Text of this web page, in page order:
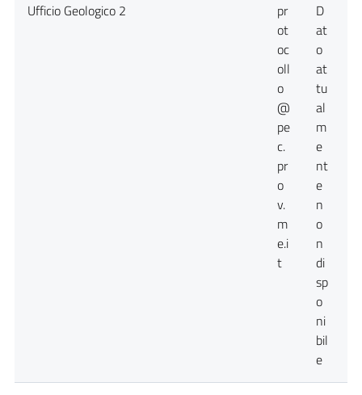
Ufficio Geologico 2
pr
ot
oc
oll
o
@
pe
c.
pr
o
v.
m
e.i
t
D
at
o
at
tu
al
m
e
nt
e
n
o
n
di
sp
o
ni
bil
e